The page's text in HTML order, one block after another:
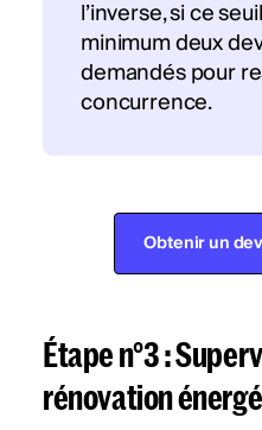
l’inverse, si ce
minimum deux
demandés pour
concurrence.
Obtenir un
Étape n°3 :
rénovation